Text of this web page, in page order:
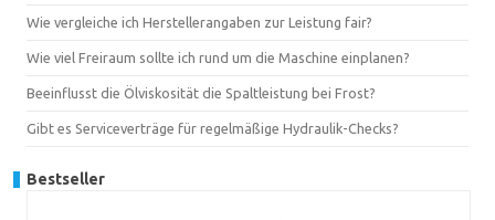
Wie vergleiche ich Herstellerangaben zur Leistung fair?
Wie viel Freiraum sollte ich rund um die Maschine einplanen?
Beeinflusst die Ölviskosität die Spaltleistung bei Frost?
Gibt es Serviceverträge für regelmäßige Hydraulik-Checks?
Bestseller